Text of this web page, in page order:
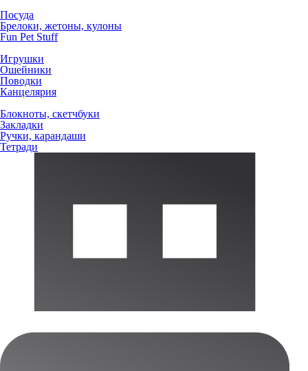
Посуда
Брелоки, жетоны, кулоны
Fun Pet Stuff
Игрушки
Ошейники
Поводки
Канцелярия
Блокноты, скетчбуки
Закладки
Ручки, карандаши
Тетради